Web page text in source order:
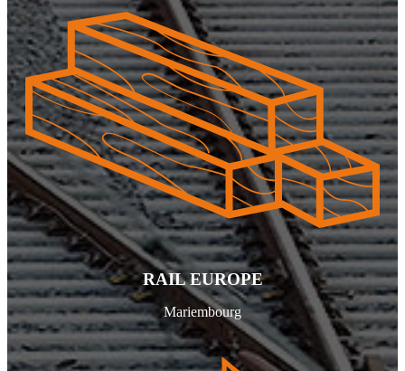
RAIL EUROPE
Mariembourg